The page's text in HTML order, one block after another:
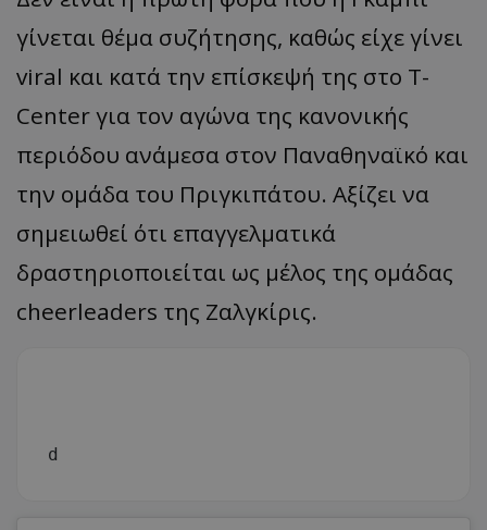
γίνεται θέμα συζήτησης, καθώς είχε γίνει
viral και κατά την επίσκεψή της στο T-
Center για τον αγώνα της κανονικής
περιόδου ανάμεσα στον Παναθηναϊκό και
την ομάδα του Πριγκιπάτου. Αξίζει να
σημειωθεί ότι επαγγελματικά
δραστηριοποιείται ως μέλος της ομάδας
cheerleaders της Ζαλγκίρις.
d